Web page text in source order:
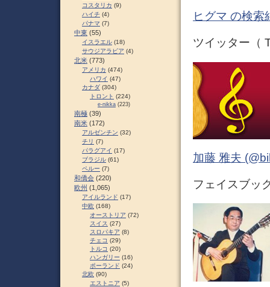
ヒグマ の検索
ツイッター（
加藤 雅夫
フェイスブッ
コスタリカ (9)
ハイチ (4)
パナマ (7)
中東 (55)
イスラエル (18)
サウジアラビア (4)
北米 (773)
アメリカ (474)
ハワイ (47)
カナダ (304)
トロント (224)
e-nikka (223)
南極 (39)
南米 (172)
アルゼンチン (32)
チリ (7)
パラグアイ (17)
ブラジル (61)
ペルー (7)
和僑会 (220)
欧州 (1,065)
アイルランド (17)
中欧 (168)
オーストリア (72)
スイス (27)
スロパキア (8)
チェコ (29)
トルコ (20)
ハンガリー (16)
ポーランド (24)
北欧 (90)
エストニア (5)